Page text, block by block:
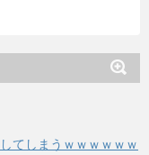
てしまうｗｗｗｗｗｗ